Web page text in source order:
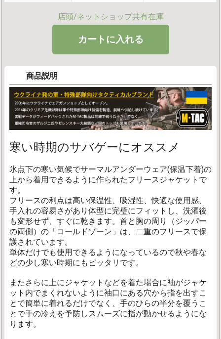
店頭/ネットショップ共有在庫
商品説明
寒い時期のサバゲーにオススメ
氷点下の寒い気候でサーマルアンダーウェア(保温下着)の
上から着用できるように作られたフリースジャケットで
す。
フリースの利点は高い保温性、吸湿性、快適な使用感、
手入れの容易さがあり体型に完璧にフィットし、洗濯後
も変形せず、すぐに乾きます。首と胸の周り（ジッパー
の両側）の「コールドゾーン」は、二重のフリースで保
護されています。
単体だけでも使用できるようになっているので秋や春な
どの少し寒い時期にもピッタリです。
またさらに上にジャケットなどを着た場合に袖がジャケ
ット内でまくれないように袖口にある穴から指を出すこ
とで簡単に着れるだけでなく、手のひらの半分を覆うこ
とで手の冷えを予防しスムーズに指が動かせるようにな
ります。